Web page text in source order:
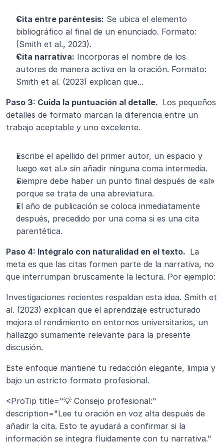
Cita entre paréntesis: Se ubica el elemento
bibliográfico al final de un enunciado. Formato:
(Smith et al., 2023).
Cita narrativa: Incorporas el nombre de los
autores de manera activa en la oración. Formato:
Smith et al. (2023) explican que...
Paso 3: Cuida la puntuación al detalle. Los pequeños
detalles de formato marcan la diferencia entre un
trabajo aceptable y uno excelente.
Escribe el apellido del primer autor, un espacio y
luego «et al.» sin añadir ninguna coma intermedia.
Siempre debe haber un punto final después de «al»
porque se trata de una abreviatura.
El año de publicación se coloca inmediatamente
después, precedido por una coma si es una cita
parentética.
Paso 4: Intégralo con naturalidad en el texto. La
meta es que las citas formen parte de la narrativa, no
que interrumpan bruscamente la lectura. Por ejemplo:
Investigaciones recientes respaldan esta idea. Smith et
al. (2023) explican que el aprendizaje estructurado
mejora el rendimiento en entornos universitarios, un
hallazgo sumamente relevante para la presente
discusión.
Este enfoque mantiene tu redacción elegante, limpia y
bajo un estricto formato profesional.
<ProTip title="💡 Consejo profesional:"
description="Lee tu oración en voz alta después de
añadir la cita. Esto te ayudará a confirmar si la
información se integra fluidamente con tu narrativa."